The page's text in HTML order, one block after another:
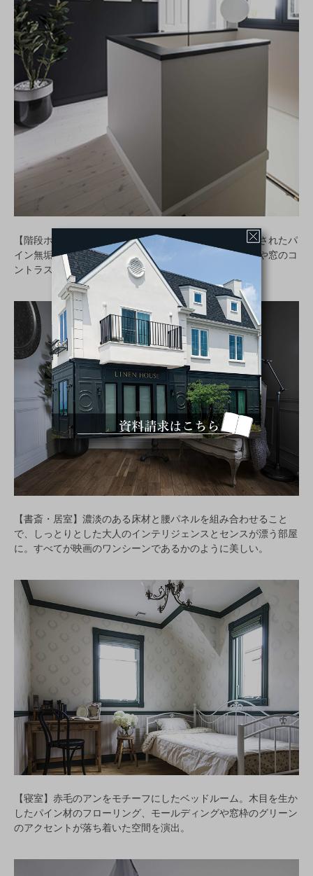
【階段ホール】高さで変化を付けた照明。白くペイントされたパ
イン無垢材のフローリングや室内ドアと濃いグレーの壁や窓のコ
ントラストが心地よい。
【書斎・居室】濃淡のある床材と腰パネルを組み合わせること
で、しっとりとした大人のインテリジェンスとセンスが漂う部屋
に。すべてが映画のワンシーンであるかのように美しい。
【寝室】赤毛のアンをモチーフにしたベッドルーム。木目を生か
したパイン材のフローリング、モールディングや窓枠のグリーン
のアクセントが落ち着いた空間を演出。